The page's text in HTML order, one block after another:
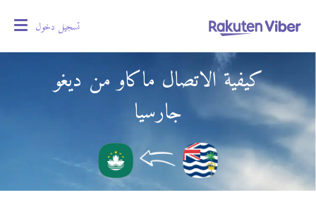
تسجيل دخول
كيفية الاتصال ماكاو من ديغو
جارسيا